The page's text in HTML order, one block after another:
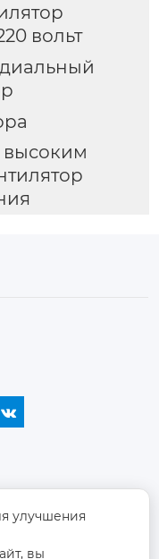
вольт
высоким

Наньцзяо,
провинция
улучшения
вы